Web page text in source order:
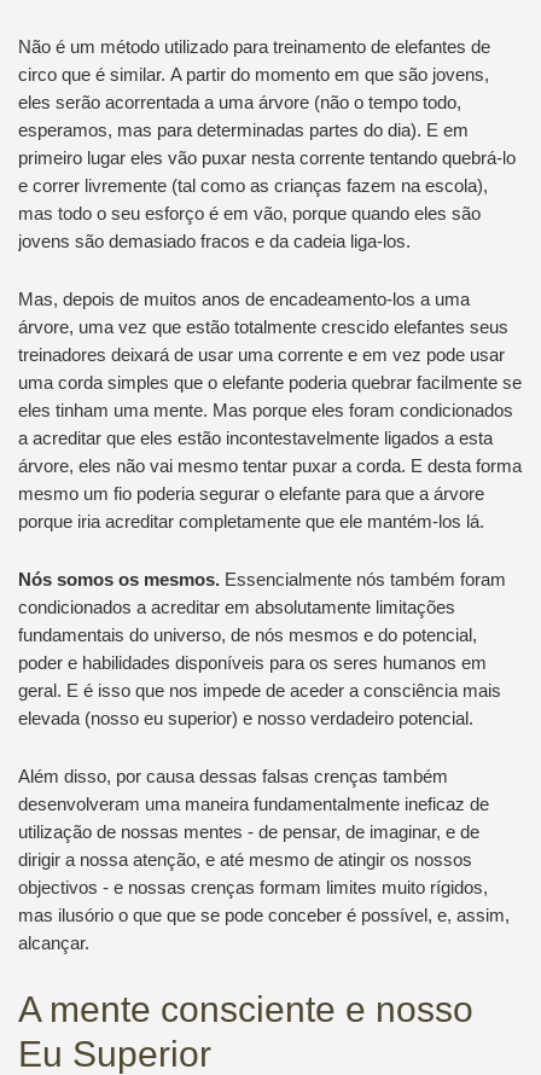
Não é um método utilizado para treinamento de elefantes de
circo que é similar. A partir do momento em que são jovens,
eles serão acorrentada a uma árvore (não o tempo todo,
esperamos, mas para determinadas partes do dia). E em
primeiro lugar eles vão puxar nesta corrente tentando quebrá-lo
e correr livremente (tal como as crianças fazem na escola),
mas todo o seu esforço é em vão, porque quando eles são
jovens são demasiado fracos e da cadeia liga-los.
Mas, depois de muitos anos de encadeamento-los a uma
árvore, uma vez que estão totalmente crescido elefantes seus
treinadores deixará de usar uma corrente e em vez pode usar
uma corda simples que o elefante poderia quebrar facilmente se
eles tinham uma mente. Mas porque eles foram condicionados
a acreditar que eles estão incontestavelmente ligados a esta
árvore, eles não vai mesmo tentar puxar a corda. E desta forma
mesmo um fio poderia segurar o elefante para que a árvore
porque iria acreditar completamente que ele mantém-los lá.
Nós somos os mesmos.Essencialmente nós também foram
condicionados a acreditar em absolutamente limitações
fundamentais do universo, de nós mesmos e do potencial,
poder e habilidades disponíveis para os seres humanos em
geral. E é isso que nos impede de aceder a consciência mais
elevada (nosso eu superior) e nosso verdadeiro potencial.
Além disso, por causa dessas falsas crenças também
desenvolveram uma maneira fundamentalmente ineficaz de
utilização de nossas mentes - de pensar, de imaginar, e de
dirigir a nossa atenção, e até mesmo de atingir os nossos
objectivos - e nossas crenças formam limites muito rígidos,
mas ilusório o que que se pode conceber é possível, e, assim,
alcançar.
A mente consciente e nosso
Eu Superior